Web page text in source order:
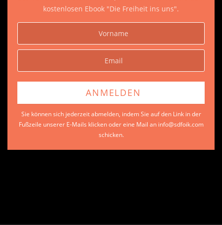
kostenlosen Ebook "Die Freiheit ins uns".
Sie können sich jederzeit abmelden, indem Sie auf den Link in der
Fußzeile unserer E-Mails klicken oder eine Mail an info@sdfoik.com
schicken.